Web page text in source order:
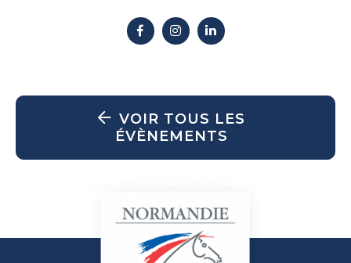
VOIR TOUS LES
ÉVÈNEMENTS